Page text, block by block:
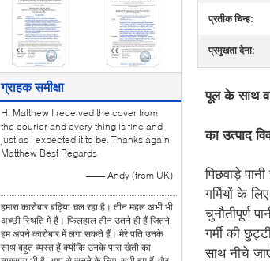
ग्राहक समीक्षा
Hi Matthew I received the cover from
the courier and every thing is fine and
just as i expected it to be. Thanks again
Matthew Best Regards
—— Andy (from UK)
हमारा कारोबार बढ़िया चल रहा है। तीन महल अभी भी
अच्छी स्थिति में हैं। फिलहाल तीन उतने ही हैं जितने
हम अपने कारोबार में लगा सकते हैं। मेरे पति उनके
साथ बहुत व्यस्त हैं क्योंकि उनके पास खेती का
प्रतीक चिन्ह:
प्रमुखता देना:
पूल के साथ
का उत्पाद
पिछवाड़े
गर्मियों के
चुनौतीपूर्ण
गर्मी की
साथ नीचे